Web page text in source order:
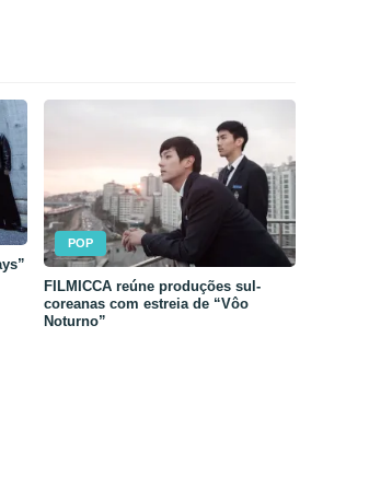
POP
FILMICCA reúne produções sul-
coreanas com estreia de “Vôo
Noturno”